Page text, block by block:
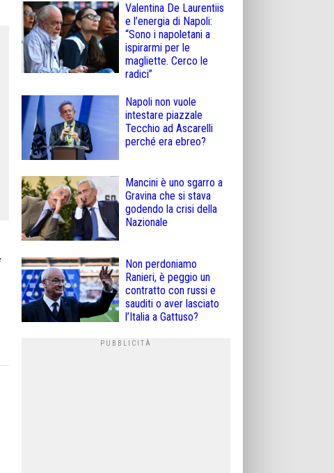
Valentina De Laurentiis
e l’energia di Napoli:
“Sono i napoletani a
ispirarmi per le
magliette. Cerco le
radici”
Napoli non vuole
intestare piazzale
Tecchio ad Ascarelli
perché era ebreo?
Mancini è uno sgarro a
Gravina che si stava
godendo la crisi della
Nazionale
Non perdoniamo
Ranieri, è peggio un
contratto con russi e
sauditi o aver lasciato
l’Italia a Gattuso?